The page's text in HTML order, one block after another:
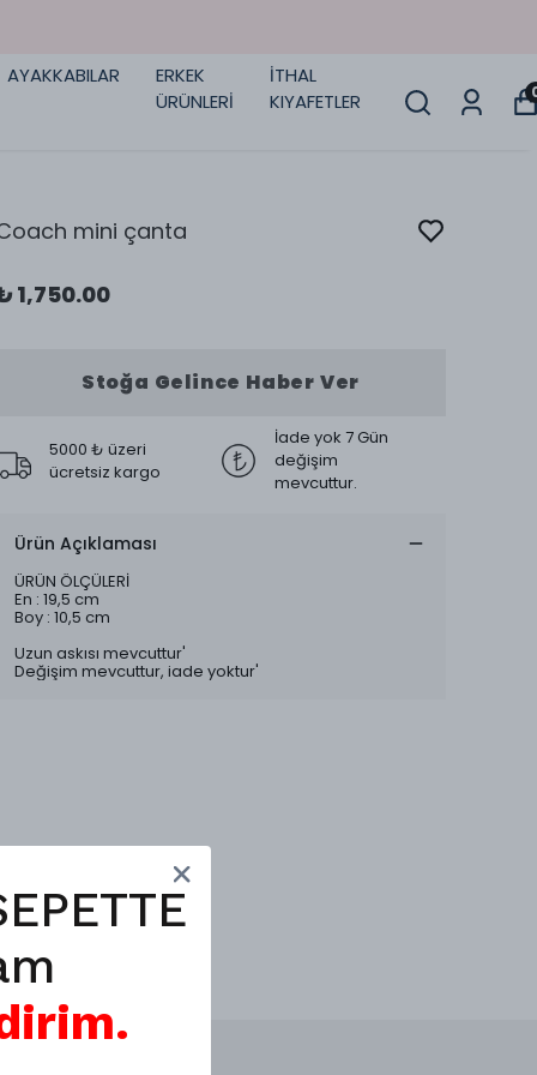
AYAKKABILAR
ERKEK
ÜRÜNLERİ
İTHAL
KIYAFETLER
mini çanta
1,750.00
Stoğa Gelince Haber Ver
5000 ₺ üzeri
ücretsiz kargo
İade yok 7 Gün
değişim
mevcuttur.
Ürün Açıklaması
ÜRÜN ÖLÇÜLERİ
En : 19,5 cm
Boy : 10,5 cm
Uzun askısı mevcuttur'
Değişim mevcuttur, iade yoktur'